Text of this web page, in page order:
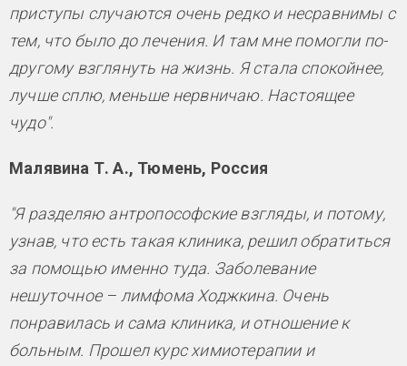
приступы случаются очень редко и несравнимы с
тем, что было до лечения. И там мне помогли по-
другому взглянуть на жизнь. Я стала спокойнее,
лучше сплю, меньше нервничаю. Настоящее
чудо".
Малявина Т. А., Тюмень, Россия
"Я разделяю антропософские взгляды, и потому,
узнав, что есть такая клиника, решил обратиться
за помощью именно туда. Заболевание
нешуточное – лимфома Ходжкина. Очень
понравилась и сама клиника, и отношение к
больным. Прошел курс химиотерапии и